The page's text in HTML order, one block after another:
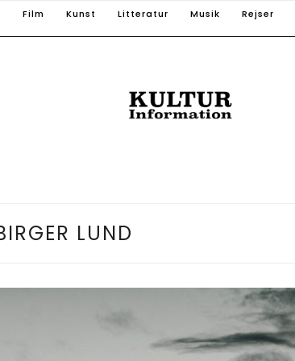
Film Kunst Litteratur Musik Rejser
LUND